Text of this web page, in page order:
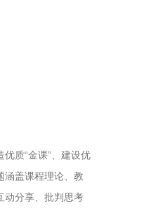
质“金课”、建设优
涵盖课程理论、教
动分享、批判思考